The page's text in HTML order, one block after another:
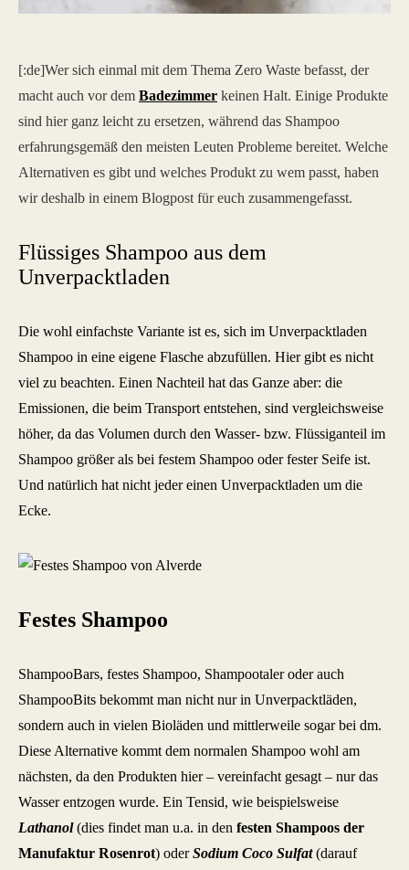
[:de]Wer sich einmal mit dem Thema Zero Waste befasst, der
macht auch vor dem Badezimmer keinen Halt. Einige Produkte
sind hier ganz leicht zu ersetzen, während das Shampoo
erfahrungsgemäß den meisten Leuten Probleme bereitet. Welche
Alternativen es gibt und welches Produkt zu wem passt, haben
wir deshalb in einem Blogpost für euch zusammengefasst.
Flüssiges Shampoo aus dem
Unverpacktladen
Die wohl einfachste Variante ist es, sich im Unverpacktladen
Shampoo in eine eigene Flasche abzufüllen. Hier gibt es nicht
viel zu beachten. Einen Nachteil hat das Ganze aber: die
Emissionen, die beim Transport entstehen, sind vergleichsweise
höher, da das Volumen durch den Wasser- bzw. Flüssiganteil im
Shampoo größer als bei festem Shampoo oder fester Seife ist.
Und natürlich hat nicht jeder einen Unverpacktladen um die
Ecke.
Festes Shampoo
ShampooBars, festes Shampoo, Shampootaler oder auch
ShampooBits bekommt man nicht nur in Unverpacktläden,
sondern auch in vielen Bioläden und mittlerweile sogar bei dm.
Diese Alternative kommt dem normalen Shampoo wohl am
nächsten, da den Produkten hier – vereinfacht gesagt – nur das
Wasser entzogen wurde. Ein Tensid, wie beispielsweise
Lathanol(dies findet man u.a. in den festen Shampoos der
Manufaktur Rosenrot) oderSodium Coco Sulfat(darauf